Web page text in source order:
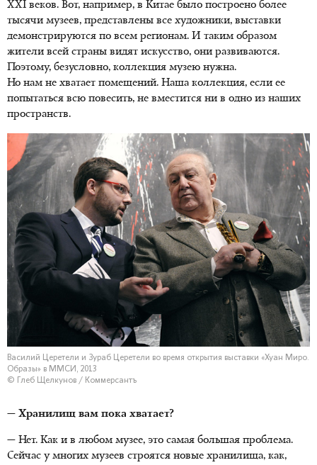
XXI веков. Вот, например, в Китае было построено более
тысячи музеев, представлены все художники, выставки
демонстрируются по всем регионам. И таким образом
жители всей страны видят искусство, они развиваются.
Поэтому, безусловно, коллекция музею нужна.
Но нам не хватает помещений. Наша коллекция, если ее
попытаться всю повесить, не вместится ни в одно из наших
пространств.
Василий Церетели и Зураб Церетели во время открытия выставки «Хуан Миро.
Образы» в ММСИ, 2013
© Глеб Щелкунов / Коммерсантъ
— Хранилищ вам пока хватает?
— Нет. Как и в любом музее, это самая большая проблема.
Сейчас у многих музеев строятся новые хранилища, как,